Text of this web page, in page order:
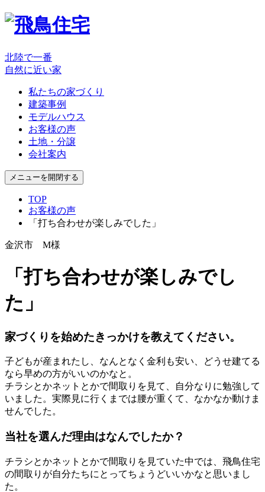
北陸で一番
自然に近い家
私たちの家づくり
建築事例
モデルハウス
お客様の声
土地・分譲
会社案内
メニューを開閉する
TOP
お客様の声
「打ち合わせが楽しみでした」
金沢市 M様
「打ち合わせが楽しみでし
た」
家づくりを始めたきっかけを教えてください。
子どもが産まれたし、なんとなく金利も安い、どうせ建てる
なら早めの方がいいのかなと。
チラシとかネットとかで間取りを見て、自分なりに勉強して
いました。実際見に行くまでは腰が重くて、なかなか動けま
せんでした。
当社を選んだ理由はなんでしたか？
チラシとかネットとかで間取りを見ていた中では、飛鳥住宅
の間取りが自分たちにとってちょうどいいかなと思いまし
た。